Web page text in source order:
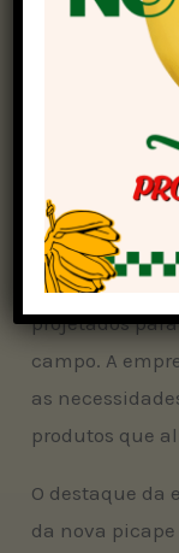
Durante a
vínculo da
e histórico. A
entre os
seu canal de
público. Para
parte
na robustez e
projetados
campo. A
as
produtos que
O destaque da
da nova